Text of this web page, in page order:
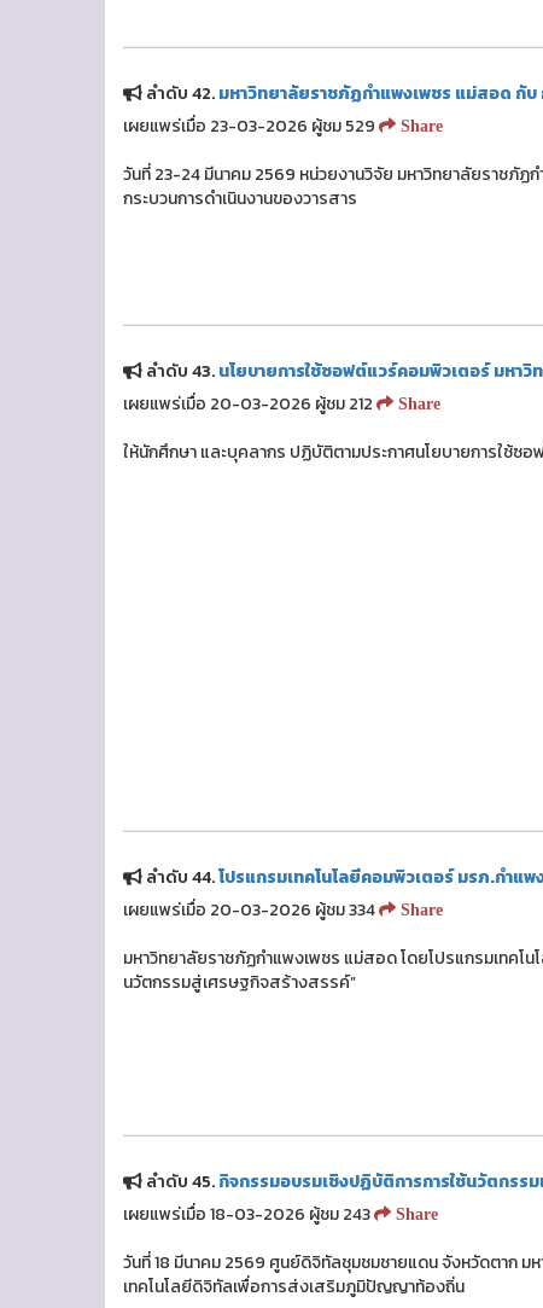
ลำดับ 42.มหาวิทยาลัยราชภัฏกำแพงเพชร แม่สอด กับ
เผยแพร่เมื่อ 23-03-2026 ผู้ชม 529
Share
วันที่ 23-24 มีนาคม 2569 หน่วยงานวิจัย มหาวิทยาลัยราชภั
กระบวนการดำเนินงานของวารสาร
ลำดับ 43.นโยบายการใช้ซอฟต์แวร์คอมพิวเตอร์ มหา
เผยแพร่เมื่อ 20-03-2026 ผู้ชม 212
Share
ให้นักศึกษา และบุคลากร ปฏิบัติตามประกาศนโยบายการใช้ซ
ลำดับ 44.โปรแกรมเทคโนโลยีคอมพิวเตอร์ มรภ.กำ
เผยแพร่เมื่อ 20-03-2026 ผู้ชม 334
Share
มหาวิทยาลัยราชภัฏกำแพงเพชร แม่สอด โดยโปรแกรมเทค
นวัตกรรมสู่เศรษฐกิจสร้างสรรค์”
ลำดับ 45.กิจกรรมอบรมเชิงปฏิบัติการการใช้นวัตกร
เผยแพร่เมื่อ 18-03-2026 ผู้ชม 243
Share
วันที่ 18 มีนาคม 2569 ศูนย์ดิจิทัลชุมชมชายแดน จังหวัดตาก
เทคโนโลยีดิจิทัลเพื่อการส่งเสริมภูมิปัญญาท้องถิ่น